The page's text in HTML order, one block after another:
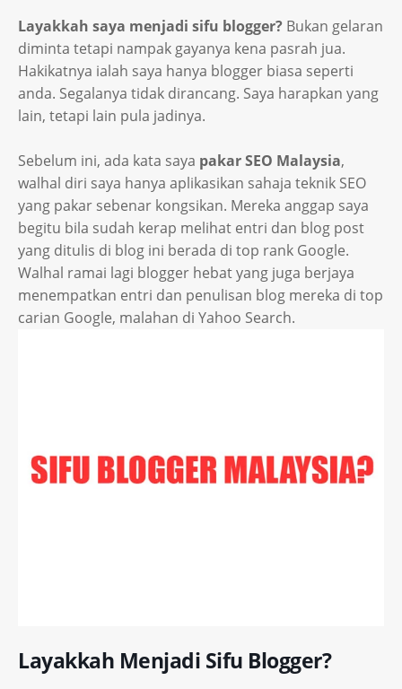
Layakkah saya menjadi sifu blogger? Bukan gelaran
diminta tetapi nampak gayanya kena pasrah jua.
Hakikatnya ialah saya hanya blogger biasa seperti
anda. Segalanya tidak dirancang. Saya harapkan yang
lain, tetapi lain pula jadinya.
Sebelum ini, ada kata saya pakar SEO Malaysia,
walhal diri saya hanya aplikasikan sahaja teknik SEO
yang pakar sebenar kongsikan. Mereka anggap saya
begitu bila sudah kerap melihat entri dan blog post
yang ditulis di blog ini berada di top rank Google.
Walhal ramai lagi blogger hebat yang juga berjaya
menempatkan entri dan penulisan blog mereka di top
carian Google, malahan di Yahoo Search.
Layakkah Menjadi Sifu Blogger?